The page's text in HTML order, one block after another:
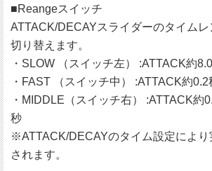
■Reangeスイッチ
ATTACK/DECAYスライダーのタイム
切り替えます。
・SLOW （スイッチ左） :ATTACK約
・FAST （スイッチ中） :ATTACK約
・MIDDLE（スイッチ右） :ATTACK約
秒
※ATTACK/DECAYのタイム設定により
されます。